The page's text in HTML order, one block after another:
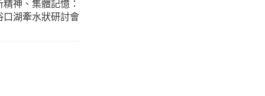
神、集體記憶：
湖牽水狀研討會